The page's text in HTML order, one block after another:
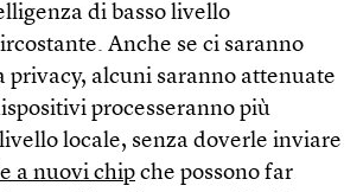
di basso livello
Anche se ci saranno
privacy, alcuni saranno attenuate
processeranno più
locale, senza doverle inviare
a nuovi chip che possono far